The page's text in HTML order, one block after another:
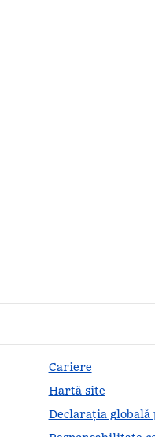
Cariere
Hartă site
Declarația